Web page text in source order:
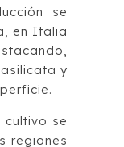
se
en Italia
y
cultivo se
regiones